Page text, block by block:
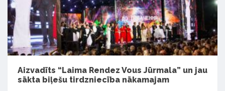
Aizvadīts “Laima Rendez Vous Jūrmala” un jau
sākta biļešu tirdzniecība nākamajam